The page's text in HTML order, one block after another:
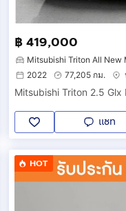
฿ 419,000
Mitsubishi Triton All New
2022
77,205 กม.
Mitsubishi Triton 2.5
แชท
HOT